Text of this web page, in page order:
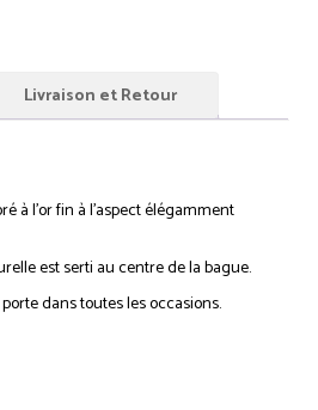
Livraison et Retour
à l’or fin à l’aspect élégamment
est serti au centre de la bague.
dans toutes les occasions.